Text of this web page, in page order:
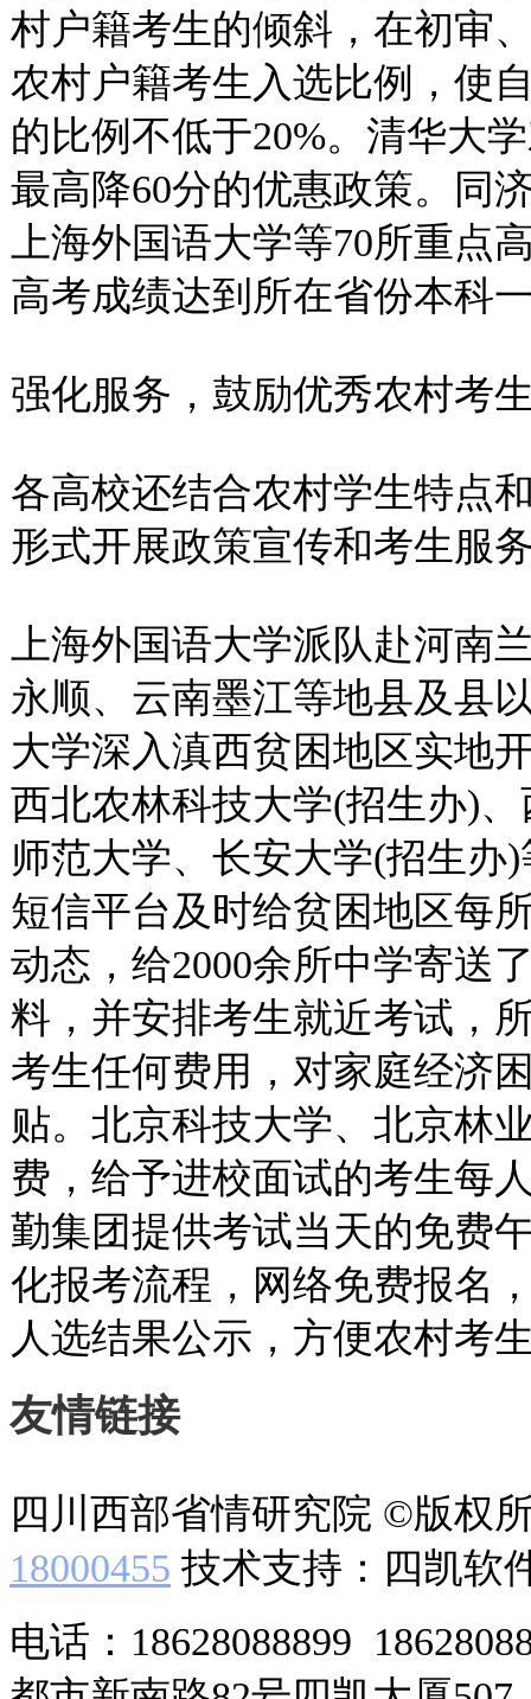
村户籍考生的倾斜，在初审
农村户籍考生入选比例，使
的比例不低于20%。清华大
最高降60分的优惠政策。同
上海外国语大学等70所重点
高考成绩达到所在省份本科
强化服务，鼓励优秀农村考
各高校还结合农村学生特点
形式开展政策宣传和考生服
上海外国语大学派队赴河南
永顺、云南墨江等地县及县
大学深入滇西贫困地区实地
西北农林科技大学(招生办)
师范大学、长安大学(招生办
短信平台及时给贫困地区每
动态，给2000余所中学寄送
料，并安排考生就近考试，
考生任何费用，对家庭经济
贴。北京科技大学、北京林
费，给予进校面试的考生每
勤集团提供考试当天的免费
化报考流程，网络免费报名
人选结果公示，方便农村考
友情链接
四川西部省情研究院 ©版权
18000455 技术支持：四凯软
电话：18628088899